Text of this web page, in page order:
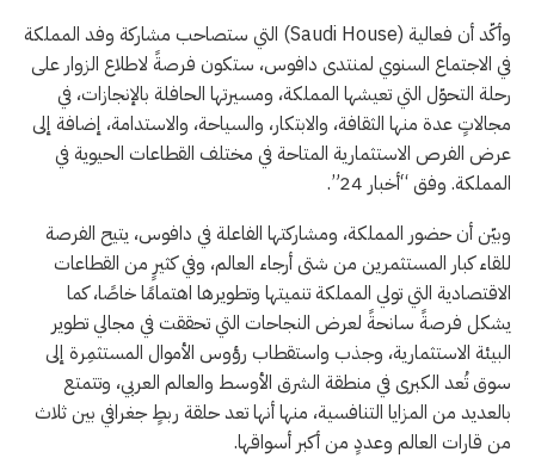
وأكّد أن فعالية (Saudi House) التي ستصاحب مشاركة وفد المملكة
في الاجتماع السنوي لمنتدى دافوس، ستكون فرصةً لاطلاع الزوار على
رحلة التحوّل التي تعيشها المملكة، ومسيرتها الحافلة بالإنجازات، في
مجالاتٍ عدة منها الثقافة، والابتكار، والسياحة، والاستدامة، إضافة إلى
عرض الفرص الاستثمارية المتاحة في مختلف القطاعات الحيوية في
المملكة. وفق “أخبار 24”.
وبيّن أن حضور المملكة، ومشاركتها الفاعلة في دافوس، يتيح الفرصة
للقاء كبار المستثمرين من شتى أرجاء العالم، وفي كثيرٍ من القطاعات
الاقتصادية التي تولي المملكة تنميتها وتطويرها اهتمامًا خاصًا، كما
يشكل فرصةً سانحةً لعرض النجاحات التي تحققت في مجالي تطوير
البيئة الاستثمارية، وجذب واستقطاب رؤوس الأموال المستثمِرة إلى
سوق تُعد الكبرى في منطقة الشرق الأوسط والعالم العربي، وتتمتع
بالعديد من المزايا التنافسية، منها أنها تعد حلقة ربطٍ جغرافي بين ثلاث
من قارات العالم وعددٍ من أكبر أسواقها.